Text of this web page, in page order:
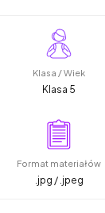
Klasa / Wiek
Klasa 5
Format materiałów
.jpg / .jpeg